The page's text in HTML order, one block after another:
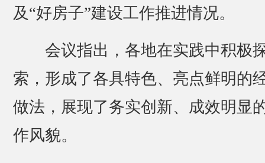
及“好房子”建设工作推进情况。
会议指出，各地在实践中积极
索，形成了各具特色、亮点鲜明的
做法，展现了务实创新、成效明显
作风貌。